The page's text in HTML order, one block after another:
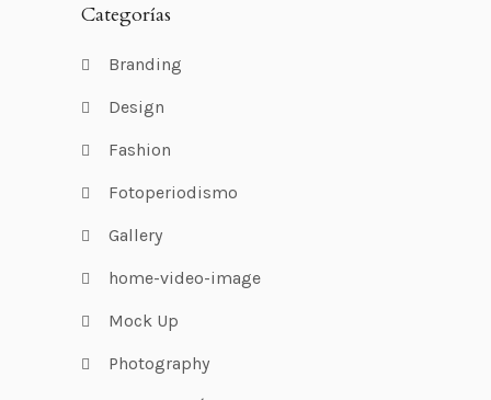
Categorías
Branding
Design
Fashion
Fotoperiodismo
Gallery
home-video-image
Mock Up
Photography